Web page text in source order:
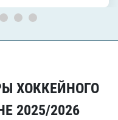
ХОККЕЙНОГО
2025/2026